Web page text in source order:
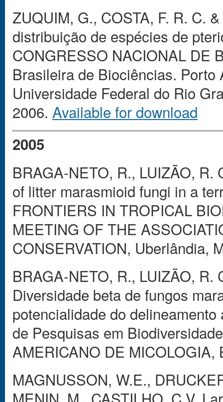
ZUQUIM, G., COSTA, F. R. C.
distribuição de espécies de
CONGRESSO NACIONAL DE
Brasileira de Biociências.
Universidade Federal do Rio
2006. Available for download
2005
BRAGA-NETO, R., LUIZÃO,
of litter marasmioid fungi in a
FRONTIERS IN TROPICAL
MEETING OF THE
CONSERVATION, Uberlândia,
BRAGA-NETO, R., LUIZÃO, R.
Diversidade beta de fungos
potencialidade do
de Pesquisas em
AMERICANO DE MICOLOGIA,
MAGNUSSON, W.E.,